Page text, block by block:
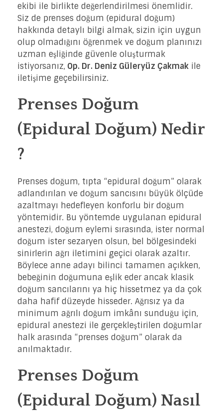
ekibi ile birlikte değerlendirilmesi önemlidir.
Siz de prenses doğum (epidural doğum)
hakkında detaylı bilgi almak, sizin için uygun
olup olmadığını öğrenmek ve doğum planınızı
uzman eşliğinde güvenle oluşturmak
istiyorsanız, Op. Dr. Deniz Güleryüz Çakmak ile
iletişime geçebilirsiniz.
Prenses Doğum
(Epidural Doğum) Nedir
?
Prenses doğum, tıpta “epidural doğum” olarak
adlandırılan ve doğum sancısını büyük ölçüde
azaltmayı hedefleyen konforlu bir doğum
yöntemidir. Bu yöntemde uygulanan epidural
anestezi, doğum eylemi sırasında, ister normal
doğum ister sezaryen olsun, bel bölgesindeki
sinirlerin ağrı iletimini geçici olarak azaltır.
Böylece anne adayı bilinci tamamen açıkken,
bebeğinin doğumuna eşlik eder ancak klasik
doğum sancılarını ya hiç hissetmez ya da çok
daha hafif düzeyde hisseder. Ağrısız ya da
minimum ağrılı doğum imkânı sunduğu için,
epidural anestezi ile gerçekleştirilen doğumlar
halk arasında “prenses doğum” olarak da
anılmaktadır.
Prenses Doğum
(Epidural Doğum) Nasıl